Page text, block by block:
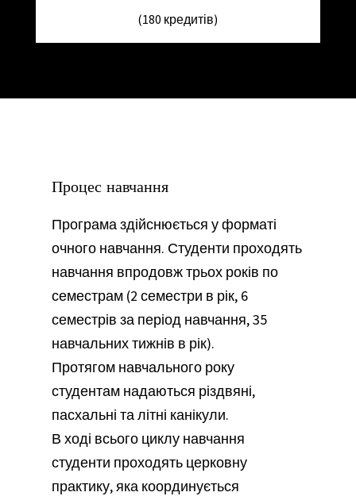
(180 кредитів)
Процес навчання
Програма здійснюється у форматі
очного навчання. Студенти проходять
навчання впродовж трьох років по
семестрам (2 семестри в рік, 6
семестрів за період навчання, 35
навчальних тижнів в рік).
Протягом навчального року
студентам надаються різдвяні,
пасхальні та літні канікули.
В ході всього циклу навчання
студенти проходять церковну
практику, яка координується